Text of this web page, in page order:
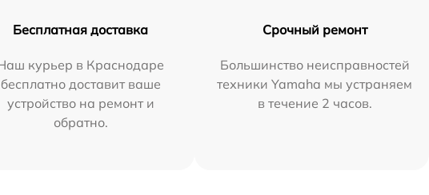
Бесплатная доставка
курьер в Краснодаре
бесплатно доставит ваше
устройство на ремонт и
обратно.
Срочный ремонт
Большинство неисправностей
техники Yamaha мы устраняем
в течение 2 часов.